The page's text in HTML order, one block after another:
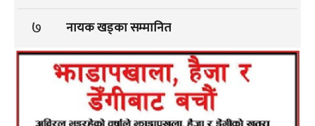
७ नायक खड्का सम्मानित